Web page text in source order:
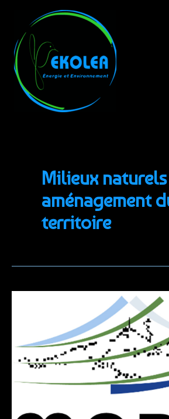
contenu
Milieux
aménagement
territoire